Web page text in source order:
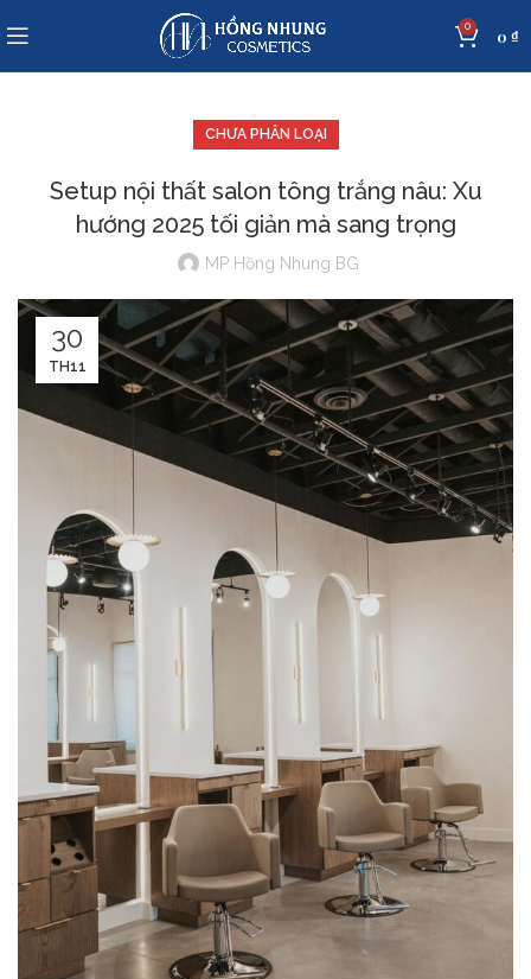
0 0 ₫
CHƯA PHÂN LOẠI
Setup nội thất salon tông trắng nâu: Xu
hướng 2025 tối giản mà sang trọng
MP Hồng Nhung BG
30
TH11